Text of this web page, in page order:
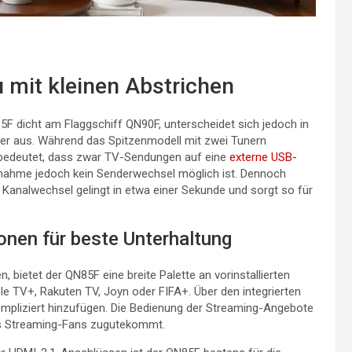
mit kleinen Abstrichen
dicht am Flaggschiff QN90F, unterscheidet sich jedoch in
aus. Während das Spitzenmodell mit zwei Tunern
dass zwar TV-Sendungen auf eine externe USB-
jedoch kein Senderwechsel möglich ist. Dennoch
gelingt in etwa einer Sekunde und sorgt so für
für beste Unterhaltung
bietet der QN85F eine breite Palette an vorinstallierten
TV+, Rakuten TV, Joyn oder FIFA+. Über den integrierten
hinzufügen. Die Bedienung der Streaming-Angebote
Fans zugutekommt.